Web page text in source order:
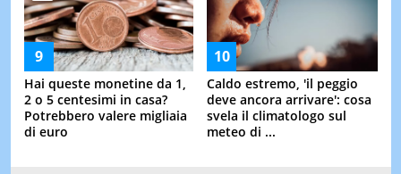
Hai queste monetine da 1,
2 o 5 centesimi in casa?
Potrebbero valere migliaia
di euro
Caldo estremo, 'il peggio
deve ancora arrivare': cosa
svela il climatologo sul
meteo di ...